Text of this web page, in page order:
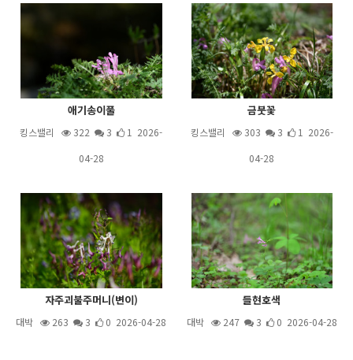
애기송이풀
킹스밸리 322 3
1 2026-
04-28
금붓꽃
킹스밸리 303 3
1 2026-
04-28
자주괴불주머니(변이)
대박 263 3 0 2026-04-28
들현호색
대박 247 3 0 2026-04-28